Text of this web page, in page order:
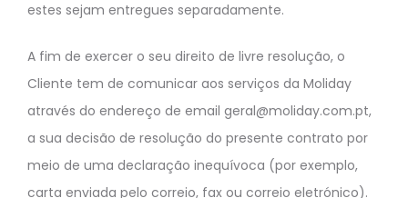
estes sejam entregues separadamente.
A fim de exercer o seu direito de livre resolução, o
Cliente tem de comunicar aos serviços da Moliday
através do endereço de email geral@moliday.com.pt,
a sua decisão de resolução do presente contrato por
meio de uma declaração inequívoca (por exemplo,
carta enviada pelo correio, fax ou correio eletrónico).